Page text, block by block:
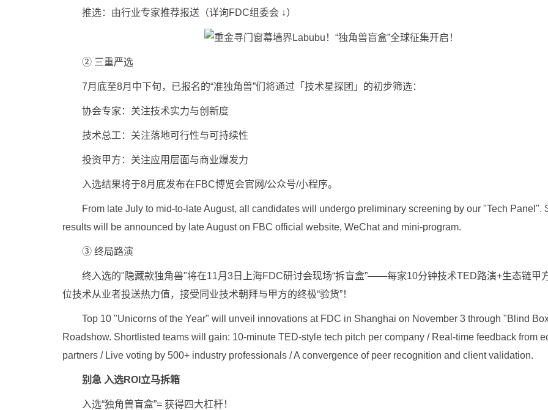
推选：由行业专家推荐报送（详询FDC组委会 ↓）
② 三重严选
7月底至8月中下旬，已报名的“准独角兽”们将通过「技术星探团」的初步筛选：
协会专家：关注技术实力与创新度
技术总工：关注落地可行性与可持续性
投资甲方：关注应用层面与商业爆发力
入选结果将于8月底发布在FBC博览会官网/公众号/小程序。
From late July to mid-to-late August, all candidates will undergo preliminary screening by our "Tech Panel".
results will be announced by late August on FBC official website, WeChat and mini-program.
③ 终局路演
终入选的"隐藏款独角兽"将在11月3日上海FDC研讨会现场“拆盲盒”——每家10分钟技术TED路演+生态链甲
位技术从业者投送热力值，接受同业技术朝拜与甲方的终极“验货”！
Top 10 "Unicorns of the Year" will unveil innovations at FDC in Shanghai on November 3 through "Blind
Roadshow. Shortlisted teams will gain: 10-minute TED-style tech pitch per company / Real-time feedback from
partners / Live voting by 500+ industry professionals / A convergence of peer recognition and client validation.
别急 入选ROI立马拆箱
入选“独角兽盲盒”= 获得四大杠杆！